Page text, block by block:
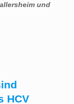
und
HCV